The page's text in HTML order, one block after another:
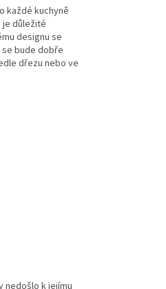
každé kuchyně
je důležité
designu se
bude dobře
dřezu nebo ve
nedošlo k jejímu